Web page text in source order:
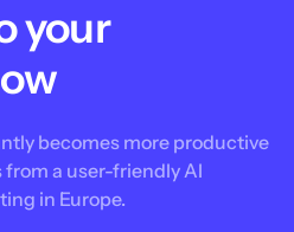
your
becomes more productive
a user-friendly AI
in Europe.